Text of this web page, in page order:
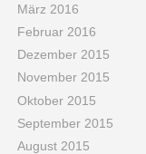
März 2016
Februar 2016
Dezember 2015
November 2015
Oktober 2015
September 2015
August 2015